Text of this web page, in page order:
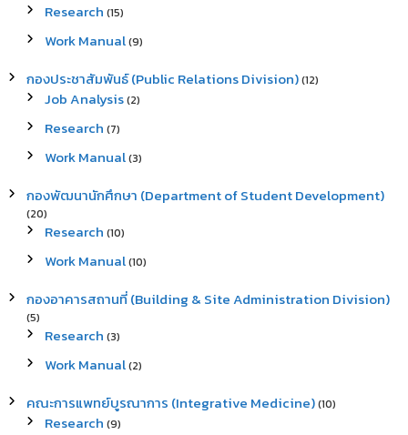
Research (15)
Work Manual(9)
กองประชาสัมพันธ์ (Public Relations Division)(12)
Job Analysis(2)
Research (7)
Work Manual(3)
กองพัฒนานักศึกษา (Department of Student Development)
(20)
Research (10)
Work Manual(10)
กองอาคารสถานที่ (Building & Site Administration Division)
(5)
Research (3)
Work Manual(2)
คณะการแพทย์บูรณาการ (Integrative Medicine)(10)
Research (9)